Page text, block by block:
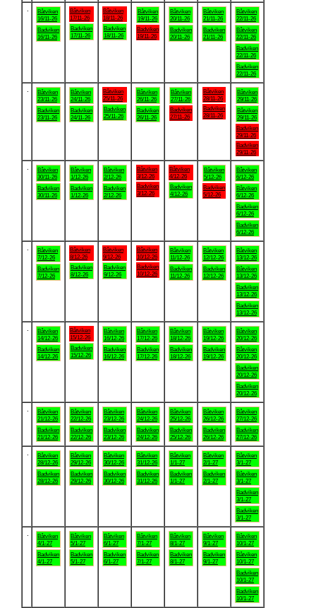
Båtviken
16/11-26
Badviken
16/11-26
Båtviken
17/11-26
Badviken
17/11-26
Båtviken
18/11-26
Badviken
18/11-26
Båtviken
19/11-26
Badviken
19/11-26
Båtviken
20/11-26
Badviken
20/11-26
Båtviken
21/11-26
Badviken
21/11-26
Båtviken
22/11-26
Båtviken
22/11-26
Badviken
22/11-26
Badviken
22/11-26
Båtviken
23/11-26
Badviken
23/11-26
Båtviken
24/11-26
Badviken
24/11-26
Båtviken
25/11-26
Badviken
25/11-26
Båtviken
26/11-26
Badviken
26/11-26
Båtviken
27/11-26
Badviken
27/11-26
Båtviken
28/11-26
Badviken
28/11-26
Båtviken
29/11-26
Båtviken
29/11-26
Badviken
29/11-26
Badviken
29/11-26
Båtviken
30/11-26
Badviken
30/11-26
Båtviken
1/12-26
Badviken
1/12-26
Båtviken
2/12-26
Badviken
2/12-26
Båtviken
3/12-26
Badviken
3/12-26
Båtviken
4/12-26
Badviken
4/12-26
Båtviken
5/12-26
Badviken
5/12-26
Båtviken
6/12-26
Båtviken
6/12-26
Badviken
6/12-26
Badviken
6/12-26
Båtviken
7/12-26
Badviken
7/12-26
Båtviken
8/12-26
Badviken
8/12-26
Båtviken
9/12-26
Badviken
9/12-26
Båtviken
10/12-26
Badviken
10/12-26
Båtviken
11/12-26
Badviken
11/12-26
Båtviken
12/12-26
Badviken
12/12-26
Båtviken
13/12-26
Båtviken
13/12-26
Badviken
13/12-26
Badviken
13/12-26
Båtviken
14/12-26
Badviken
14/12-26
Båtviken
15/12-26
Badviken
15/12-26
Båtviken
16/12-26
Badviken
16/12-26
Båtviken
17/12-26
Badviken
17/12-26
Båtviken
18/12-26
Badviken
18/12-26
Båtviken
19/12-26
Badviken
19/12-26
Båtviken
20/12-26
Båtviken
20/12-26
Badviken
20/12-26
Badviken
20/12-26
Båtviken
21/12-26
Badviken
21/12-26
Båtviken
22/12-26
Badviken
22/12-26
Båtviken
23/12-26
Badviken
23/12-26
Båtviken
24/12-26
Badviken
24/12-26
Båtviken
25/12-26
Badviken
25/12-26
Båtviken
26/12-26
Badviken
26/12-26
Båtviken
27/12-26
Badviken
27/12-26
Båtviken
28/12-26
Badviken
28/12-26
Båtviken
29/12-26
Badviken
29/12-26
Båtviken
30/12-26
Badviken
30/12-26
Båtviken
31/12-26
Badviken
31/12-26
Båtviken
1/1-27
Badviken
1/1-27
Båtviken
2/1-27
Badviken
2/1-27
Båtviken
3/1-27
Båtviken
3/1-27
Badviken
3/1-27
Badviken
3/1-27
Båtviken
4/1-27
Badviken
4/1-27
Båtviken
5/1-27
Badviken
5/1-27
Båtviken
6/1-27
Badviken
6/1-27
Båtviken
7/1-27
Badviken
7/1-27
Båtviken
8/1-27
Badviken
8/1-27
Båtviken
9/1-27
Badviken
9/1-27
Båtviken
10/1-27
Båtviken
10/1-27
Badviken
10/1-27
Badviken
10/1-27